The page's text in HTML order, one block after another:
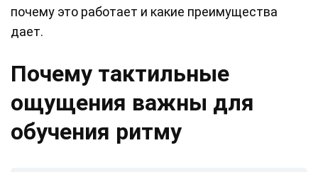
почему это работает и какие преимущества
дает.
Почему тактильные
ощущения важны для
обучения ритму